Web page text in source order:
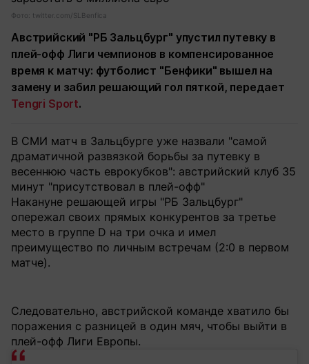
Фото: twitter.com/SLBenfica
Австрийский "РБ Зальцбург" упустил путевку в
плей-офф Лиги чемпионов в компенсированное
время к матчу: футболист "Бенфики" вышел на
замену и забил решающий гол пяткой, передает
Tengri Sport.
В СМИ матч в Зальцбурге уже назвали "самой
драматичной развязкой борьбы за путевку в
весеннюю часть еврокубков": австрийский клуб 35
минут "присутствовал в плей-офф"
Накануне решающей игры "РБ Зальцбург"
опережал своих прямых конкурентов за третье
место в группе D на три очка и имел
преимущество по личным встречам (2:0 в первом
матче).
Следовательно, австрийской команде хватило бы
поражения с разницей в один мяч, чтобы выйти в
плей-офф Лиги Европы.